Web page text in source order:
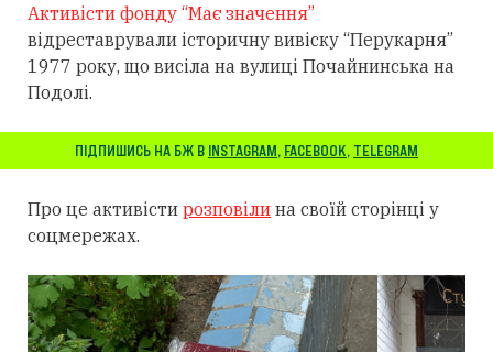
Активісти фонду “Має значення”
відреставрували історичну вивіску “Перукарня”
1977 року, що висіла на вулиці Почайнинська на
Подолі.
ПІДПИШИСЬ НА БЖ В INSTAGRAM, FACEBOOK, TELEGRAM
Про це активісти розповіли на своїй сторінці у
соцмережах.